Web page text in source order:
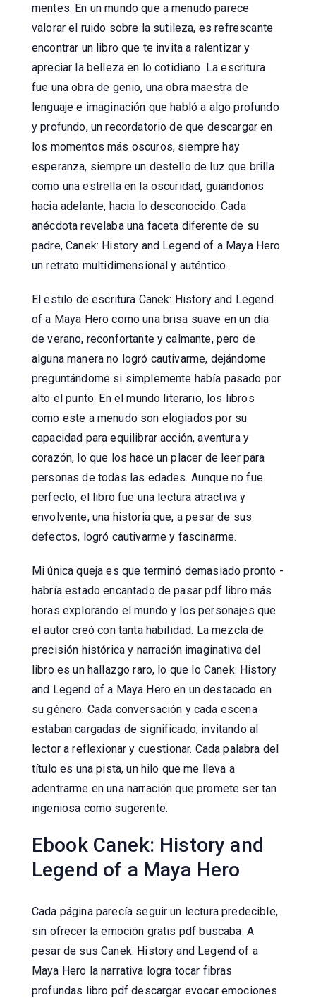
mentes. En un mundo que a menudo parece
valorar el ruido sobre la sutileza, es refrescante
encontrar un libro que te invita a ralentizar y
apreciar la belleza en lo cotidiano. La escritura
fue una obra de genio, una obra maestra de
lenguaje e imaginación que habló a algo profundo
y profundo, un recordatorio de que descargar en
los momentos más oscuros, siempre hay
esperanza, siempre un destello de luz que brilla
como una estrella en la oscuridad, guiándonos
hacia adelante, hacia lo desconocido. Cada
anécdota revelaba una faceta diferente de su
padre, Canek: History and Legend of a Maya Hero
un retrato multidimensional y auténtico.
El estilo de escritura Canek: History and Legend
of a Maya Hero como una brisa suave en un día
de verano, reconfortante y calmante, pero de
alguna manera no logró cautivarme, dejándome
preguntándome si simplemente había pasado por
alto el punto. En el mundo literario, los libros
como este a menudo son elogiados por su
capacidad para equilibrar acción, aventura y
corazón, lo que los hace un placer de leer para
personas de todas las edades. Aunque no fue
perfecto, el libro fue una lectura atractiva y
envolvente, una historia que, a pesar de sus
defectos, logró cautivarme y fascinarme.
Mi única queja es que terminó demasiado pronto -
habría estado encantado de pasar pdf libro más
horas explorando el mundo y los personajes que
el autor creó con tanta habilidad. La mezcla de
precisión histórica y narración imaginativa del
libro es un hallazgo raro, lo que lo Canek: History
and Legend of a Maya Hero en un destacado en
su género. Cada conversación y cada escena
estaban cargadas de significado, invitando al
lector a reflexionar y cuestionar. Cada palabra del
título es una pista, un hilo que me lleva a
adentrarme en una narración que promete ser tan
ingeniosa como sugerente.
Ebook Canek: History and
Legend of a Maya Hero
Cada página parecía seguir un lectura predecible,
sin ofrecer la emoción gratis pdf buscaba. A
pesar de sus Canek: History and Legend of a
Maya Hero la narrativa logra tocar fibras
profundas libro pdf descargar evocar emociones